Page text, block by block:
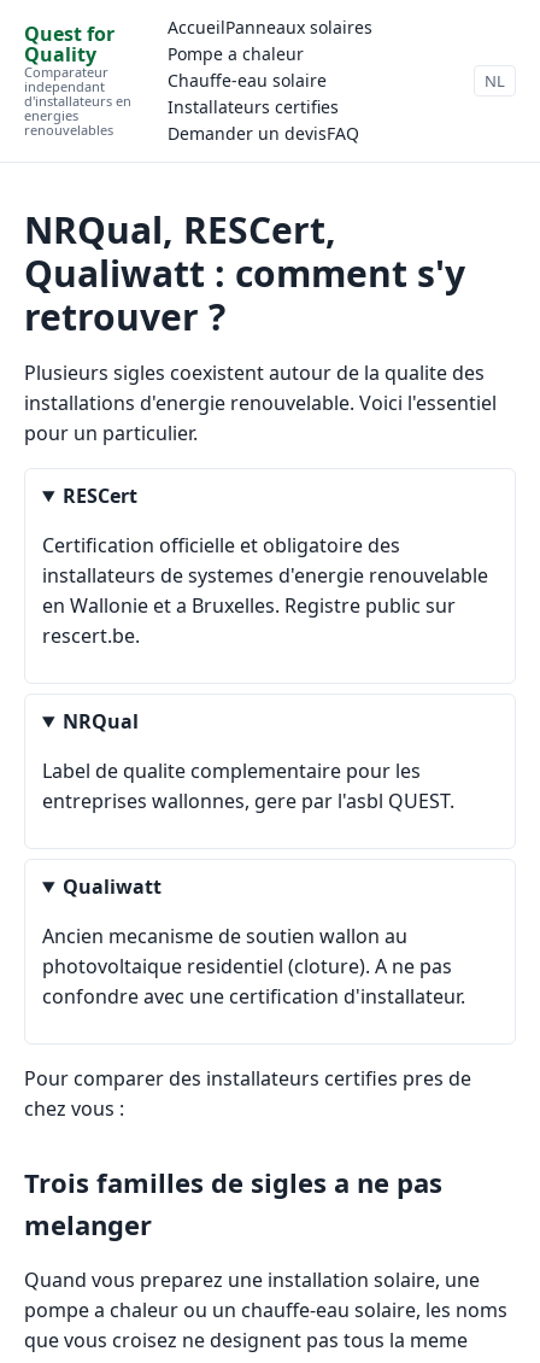
Quest for
Quality
Comparateur
independant
d'installateurs en
energies
renouvelables
AccueilPanneaux solaires
Pompe a chaleur
Chauffe-eau solaire
Installateurs certifies
Demander un devisFAQ
NL
NRQual, RESCert,
Qualiwatt : comment s'y
retrouver ?
Plusieurs sigles coexistent autour de la qualite des
installations d'energie renouvelable. Voici l'essentiel
pour un particulier.
RESCert
Certification officielle et obligatoire des
installateurs de systemes d'energie renouvelable
en Wallonie et a Bruxelles. Registre public sur
rescert.be.
NRQual
Label de qualite complementaire pour les
entreprises wallonnes, gere par l'asbl QUEST.
Qualiwatt
Ancien mecanisme de soutien wallon au
photovoltaique residentiel (cloture). A ne pas
confondre avec une certification d'installateur.
Pour comparer des installateurs certifies pres de
chez vous :
Trois familles de sigles a ne pas
melanger
Quand vous preparez une installation solaire, une
pompe a chaleur ou un chauffe-eau solaire, les noms
que vous croisez ne designent pas tous la meme